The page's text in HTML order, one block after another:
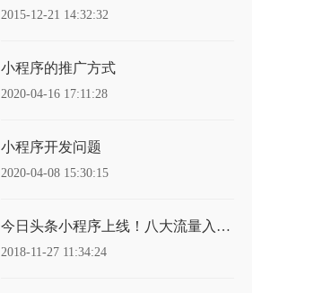
2015-12-21 14:32:32
小程序的推广方式
2020-04-16 17:11:28
小程序开发问题
2020-04-08 15:30:15
今日头条小程序上线！八大流量入口！
2018-11-27 11:34:24